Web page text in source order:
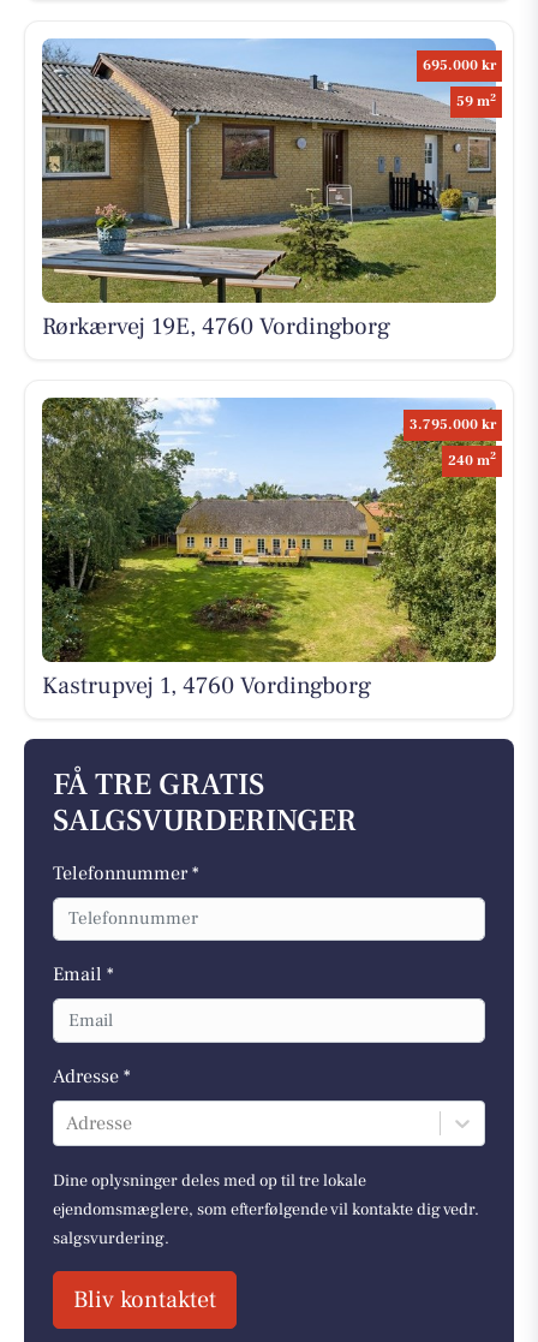
695.000 kr
59 m2
Rørkærvej 19E, 4760 Vordingborg
3.795.000 kr
240 m2
Kastrupvej 1, 4760 Vordingborg
FÅ TRE GRATIS
SALGSVURDERINGER
Telefonnummer *
Email *
Adresse *
Adresse
Dine oplysninger deles med op til tre lokale
ejendomsmæglere, som efterfølgende vil kontakte dig vedr.
salgsvurdering.
Bliv kontaktet